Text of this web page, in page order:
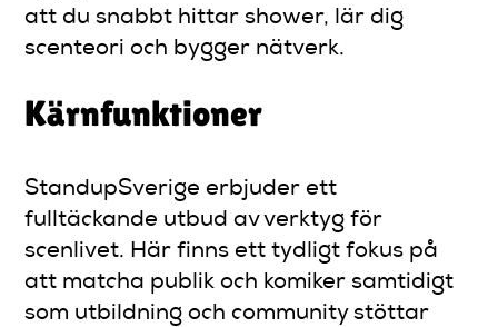
att du snabbt hittar shower, lär dig
scenteori och bygger nätverk.
Kärnfunktioner
StandupSverige erbjuder ett
fulltäckande utbud av verktyg för
scenlivet. Här finns ett tydligt fokus på
att matcha publik och komiker samtidigt
som utbildning och community stöttar